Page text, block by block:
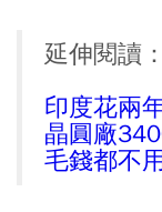
延伸閱讀：
印度花兩
晶圓廠
毛錢都不